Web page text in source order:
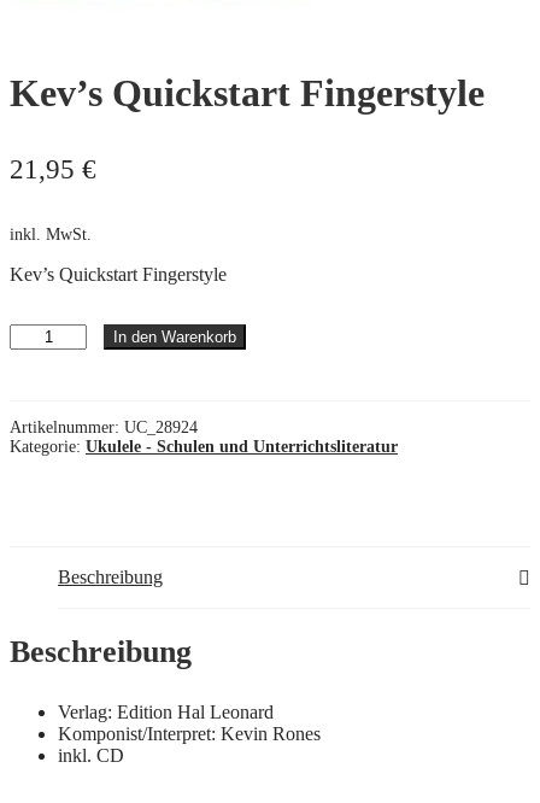
Kev’s Quickstart Fingerstyle
21,95 €
inkl. MwSt.
Kev’s Quickstart Fingerstyle
Kev's
Quickstart
In den Warenkorb
Artikelnummer: UC_28924
Kategorie: Ukulele - Schulen und Unterrichtsliteratur
Beschreibung
Beschreibung
Verlag: Edition Hal Leonard
Komponist/Interpret: Kevin Rones
inkl. CD